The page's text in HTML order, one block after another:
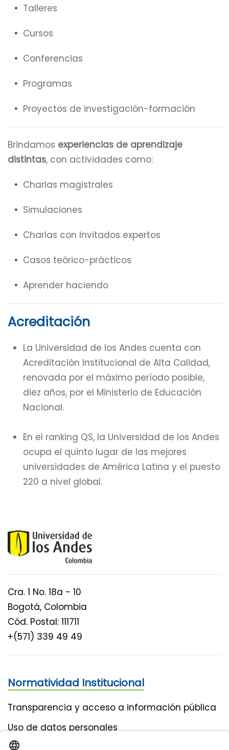
Talleres
Cursos
Conferencias
Programas
Proyectos de investigación-formación
Brindamos experiencias de aprendizaje
distintas, con actividades como:
Charlas magistrales
Simulaciones
Charlas con Invitados expertos
Casos teórico-prácticos
Aprender haciendo
Acreditación
La Universidad de los Andes cuenta con
Acreditación Institucional de Alta Calidad,
renovada por el máximo período posible,
diez años, por el Ministerio de Educación
Nacional.
En el ranking QS, la Universidad de los Andes
ocupa el quinto lugar de las mejores
universidades de América Latina y el puesto
220 a nivel global.
Cra. 1 No. 18a - 10
Bogotá, Colombia
Cód. Postal: 111711
+(571) 339 49 49
Normatividad Institucional
Transparencia y acceso a información pública
Uso de datos personales